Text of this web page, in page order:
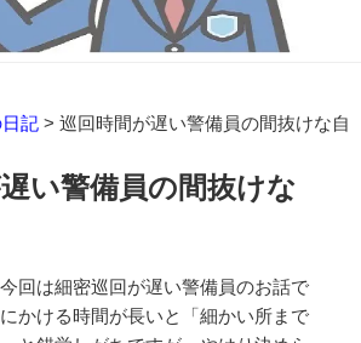
記 > 巡回時間が遅い警備員の間抜けな自
い警備員の間抜けな
回は細密巡回が遅い警備員のお話で
かける時間が長いと「細かい所まで